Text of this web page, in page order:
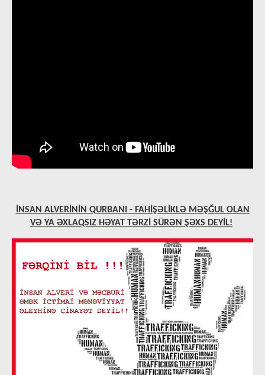
İNSAN ALVERİNİN QURBANI
- FAHİŞƏLİKLƏ MƏŞĞUL OLAN
VƏ YA ƏXLAQSIZ HƏYAT TƏRZİ SÜRƏN ŞƏXS DEYİL!